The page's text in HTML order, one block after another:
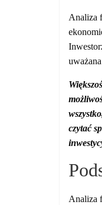
Analiza
czytać
Analiza